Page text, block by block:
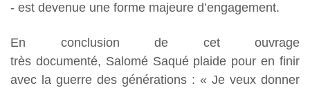
- est devenue une forme majeure d’engagement.
En conclusion de cet ouvrage
très documenté, Salomé Saqué plaide pour en finir
avec la guerre des générations : « Je veux donner